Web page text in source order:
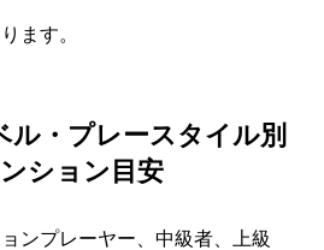
ます。
ル・プレースタイル別
ション目安
ンプレーヤー、中級者、上級